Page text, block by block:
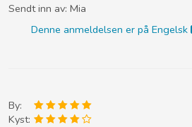
Sendt inn av: Mia
Denne anmeldelsen er på Engelsk
By:
Kyst: